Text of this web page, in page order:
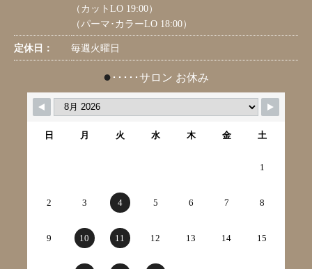
（カットLO 19:00）
（パーマ･カラーLO 18:00）
定休日： 毎週火曜日
● ･････サロン お休み
日 月 火 水 木 金 土
1
2 3 4 5 6 7 8
9 10 11 12 13 14 15